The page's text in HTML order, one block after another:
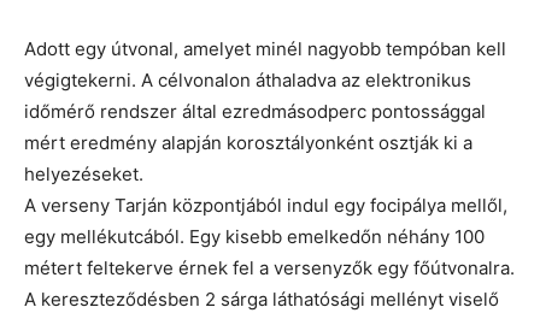
Adott egy útvonal, amelyet minél nagyobb tempóban kell
végigtekerni. A célvonalon áthaladva az elektronikus
időmérő rendszer által ezredmásodperc pontossággal
mért eredmény alapján korosztályonként osztják ki a
helyezéseket.
A verseny Tarján központjából indul egy focipálya mellől,
egy mellékutcából. Egy kisebb emelkedőn néhány 100
métert feltekerve érnek fel a versenyzők egy főútvonalra.
A kereszteződésben 2 sárga láthatósági mellényt viselő